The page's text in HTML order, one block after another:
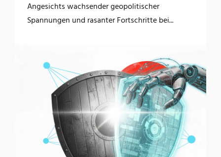
Angesichts wachsender geopolitischer
Spannungen und rasanter Fortschritte bei...